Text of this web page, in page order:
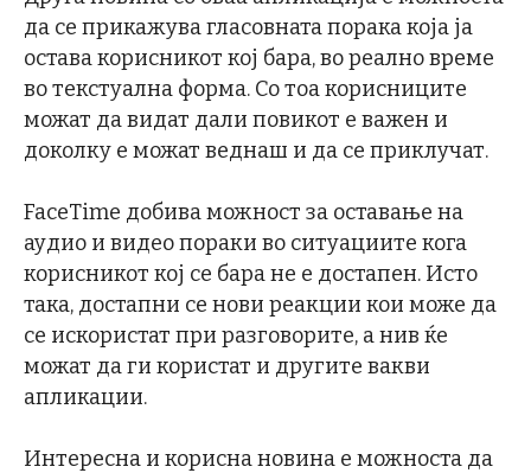
да се прикажува гласовната порака која ја
остава корисникот кој бара, во реално време
во текстуална форма. Со тоа корисниците
можат да видат дали повикот е важен и
доколку е можат веднаш и да се приклучат.
FaceTime добива можност за оставање на
аудио и видео пораки во ситуациите кога
корисникот кој се бара не е достапен. Исто
така, достапни се нови реакции кои може да
се искористат при разговорите, а нив ќе
можат да ги користат и другите вакви
апликации.
Интересна и корисна новина е можноста да